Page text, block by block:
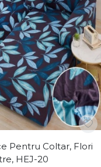
Pentru Coltar, Flori
HEJ-20